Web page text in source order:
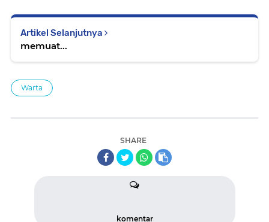
Artikel Selanjutnya
memuat...
Warta
SHARE
komentar